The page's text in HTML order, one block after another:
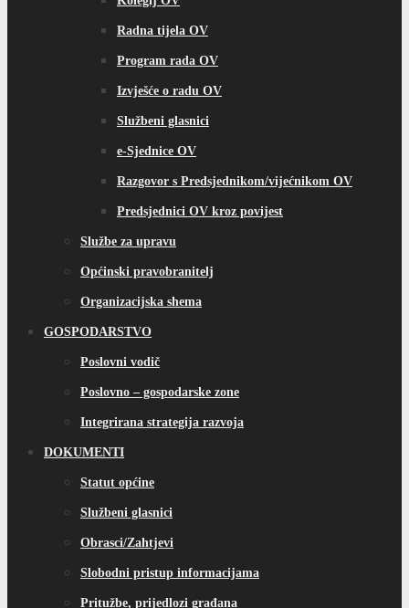
Radna tijela OV
Program rada OV
Izvješće o radu OV
Službeni glasnici
e-Sjednice OV
Razgovor s Predsjednikom/vijećnikom OV
Predsjednici OV kroz povijest
Službe za upravu
Općinski pravobranitelj
Organizacijska shema
GOSPODARSTVO
Poslovni vodič
Poslovno – gospodarske zone
Integrirana strategija razvoja
DOKUMENTI
Statut općine
Službeni glasnici
Obrasci/Zahtjevi
Slobodni pristup informacijama
Pritužbe, prijedlozi građana